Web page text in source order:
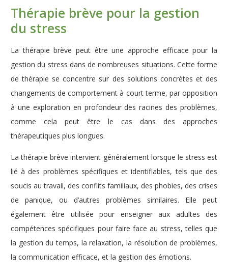
Thérapie brève pour la gestion
du stress
La thérapie brève peut être une approche efficace pour la
gestion du stress dans de nombreuses situations. Cette forme
de thérapie se concentre sur des solutions concrètes et des
changements de comportement à court terme, par opposition
à une exploration en profondeur des racines des problèmes,
comme cela peut être le cas dans des approches
thérapeutiques plus longues.
La thérapie brève intervient généralement lorsque le stress est
lié à des problèmes spécifiques et identifiables, tels que des
soucis au travail, des conflits familiaux, des phobies, des crises
de panique, ou d’autres problèmes similaires. Elle peut
également être utilisée pour enseigner aux adultes des
compétences spécifiques pour faire face au stress, telles que
la gestion du temps, la relaxation, la résolution de problèmes,
la communication efficace, et la gestion des émotions.